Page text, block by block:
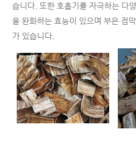
습니다. 또한 호흡기를 자극하는 다
을 완화하는 효능이 있으며 부은 점
가 있습니다.